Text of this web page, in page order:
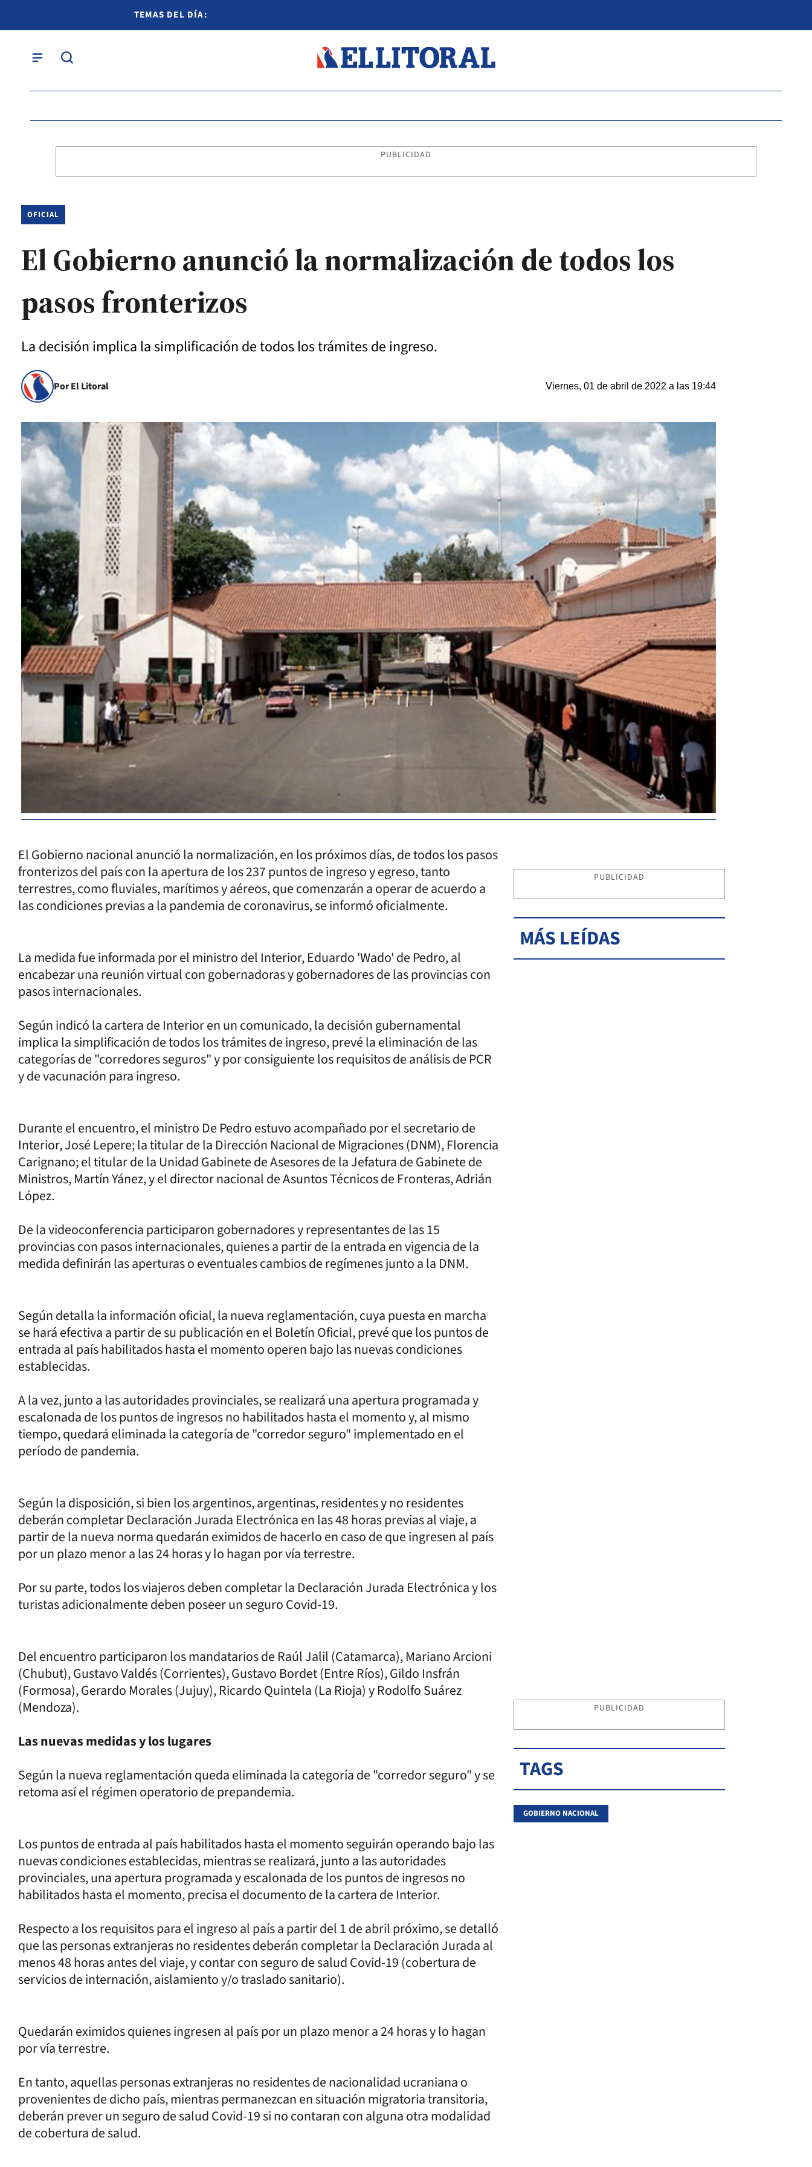
TEMAS DEL DÍA:
PUBLICIDAD
OFICIAL
El Gobierno anunció la normalización de todos los
pasos fronterizos
La decisión implica la simplificación de todos los trámites de ingreso.
Por El Litoral Viernes, 01 de abril de 2022 a las 19:44
El Gobierno nacional anunció la normalización, en los próximos días, de todos los pasos
fronterizos del país con la apertura de los 237 puntos de ingreso y egreso, tanto
terrestres, como fluviales, marítimos y aéreos, que comenzarán a operar de acuerdo a
las condiciones previas a la pandemia de coronavirus, se informó oficialmente.
La medida fue informada por el ministro del Interior, Eduardo 'Wado' de Pedro, al
encabezar una reunión virtual con gobernadoras y gobernadores de las provincias con
pasos internacionales.
Según indicó la cartera de Interior en un comunicado, la decisión gubernamental
implica la simplificación de todos los trámites de ingreso, prevé la eliminación de las
categorías de "corredores seguros" y por consiguiente los requisitos de análisis de PCR
y de vacunación para ingreso.
Durante el encuentro, el ministro De Pedro estuvo acompañado por el secretario de
Interior, José Lepere; la titular de la Dirección Nacional de Migraciones (DNM), Florencia
Carignano; el titular de la Unidad Gabinete de Asesores de la Jefatura de Gabinete de
Ministros, Martín Yánez, y el director nacional de Asuntos Técnicos de Fronteras, Adrián
López.
De la videoconferencia participaron gobernadores y representantes de las 15
provincias con pasos internacionales, quienes a partir de la entrada en vigencia de la
medida definirán las aperturas o eventuales cambios de regímenes junto a la DNM.
Según detalla la información oficial, la nueva reglamentación, cuya puesta en marcha
se hará efectiva a partir de su publicación en el Boletín Oficial, prevé que los puntos de
entrada al país habilitados hasta el momento operen bajo las nuevas condiciones
establecidas.
A la vez, junto a las autoridades provinciales, se realizará una apertura programada y
escalonada de los puntos de ingresos no habilitados hasta el momento y, al mismo
tiempo, quedará eliminada la categoría de "corredor seguro" implementado en el
período de pandemia.
Según la disposición, si bien los argentinos, argentinas, residentes y no residentes
deberán completar Declaración Jurada Electrónica en las 48 horas previas al viaje, a
partir de la nueva norma quedarán eximidos de hacerlo en caso de que ingresen al país
por un plazo menor a las 24 horas y lo hagan por vía terrestre.
Por su parte, todos los viajeros deben completar la Declaración Jurada Electrónica y los
turistas adicionalmente deben poseer un seguro Covid-19.
Del encuentro participaron los mandatarios de Raúl Jalil (Catamarca), Mariano Arcioni
(Chubut), Gustavo Valdés (Corrientes), Gustavo Bordet (Entre Ríos), Gildo Insfrán
(Formosa), Gerardo Morales (Jujuy), Ricardo Quintela (La Rioja) y Rodolfo Suárez
(Mendoza).
Las nuevas medidas y los lugares
Según la nueva reglamentación queda eliminada la categoría de "corredor seguro" y se
retoma así el régimen operatorio de prepandemia.
Los puntos de entrada al país habilitados hasta el momento seguirán operando bajo las
nuevas condiciones establecidas, mientras se realizará, junto a las autoridades
provinciales, una apertura programada y escalonada de los puntos de ingresos no
habilitados hasta el momento, precisa el documento de la cartera de Interior.
Respecto a los requisitos para el ingreso al país a partir del 1 de abril próximo, se detalló
que las personas extranjeras no residentes deberán completar la Declaración Jurada al
menos 48 horas antes del viaje, y contar con seguro de salud Covid-19 (cobertura de
servicios de internación, aislamiento y/o traslado sanitario).
Quedarán eximidos quienes ingresen al país por un plazo menor a 24 horas y lo hagan
por vía terrestre.
En tanto, aquellas personas extranjeras no residentes de nacionalidad ucraniana o
provenientes de dicho país, mientras permanezcan en situación migratoria transitoria,
deberán prever un seguro de salud Covid-19 si no contaran con alguna otra modalidad
de cobertura de salud.
PUBLICIDAD
MÁS LEÍDAS
PUBLICIDAD
TAGS
GOBIERNO NACIONAL